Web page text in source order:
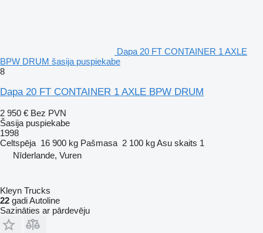
Dapa 20 FT CONTAINER 1 AXLE
BPW DRUM šasija puspiekabe
8
Dapa 20 FT CONTAINER 1 AXLE BPW DRUM
2 950 € Bez PVN
Šasija puspiekabe
1998
Celtspēja 16 900 kg Pašmasa 2 100 kgAsu skaits 1
Nīderlande, Vuren
Kleyn Trucks
22 gadi Autoline
Sazināties ar pārdevēju